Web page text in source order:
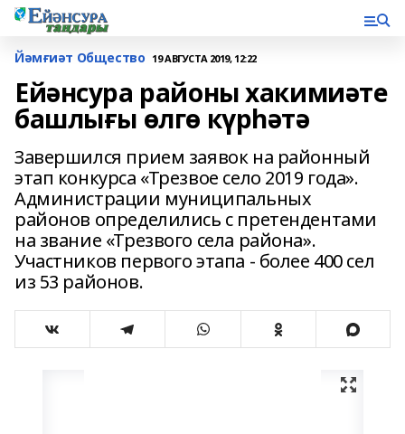
Йәмғиәт Общество 19 АВГУСТА 2019, 12:22
Ейәнсура районы хакимиәте
башлығы өлгө күрһәтә
Завершился прием заявок на районный
этап конкурса «Трезвое село 2019 года».
Администрации муниципальных
районов определились с претендентами
на звание «Трезвого села района».
Участников первого этапа - более 400 сел
из 53 районов.